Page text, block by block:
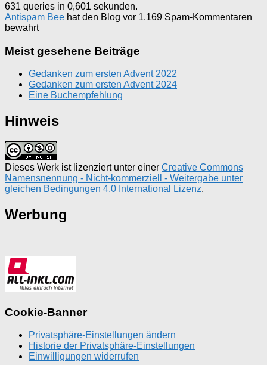
631 queries in 0,601 sekunden.
Antispam Bee hat den Blog vor 1.169 Spam-Kommentaren
bewahrt
Meist gesehene Beiträge
Gedanken zum ersten Advent 2022
Gedanken zum ersten Advent 2024
Eine Buchempfehlung
Hinweis
Dieses Werk ist lizenziert unter einer Creative Commons
Namensnennung - Nicht-kommerziell - Weitergabe unter
gleichen Bedingungen 4.0 International Lizenz.
Werbung
Cookie-Banner
Privatsphäre-Einstellungen ändern
Historie der Privatsphäre-Einstellungen
Einwilligungen widerrufen